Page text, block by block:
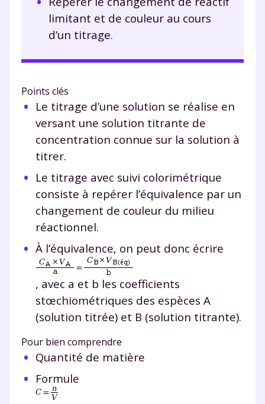
limitant et de couleur au cours
d’un titrage.
Points clés
Le titrage d’une solution se réalise en
versant une solution titrante de
concentration connue sur la solution à
titrer.
Le titrage avec suivi colorimétrique
consiste à repérer l’équivalence par un
changement de couleur du milieu
réactionnel.
À l’équivalence, on peut donc écrire
, avec a et b les coefficients
stœchiométriques des espèces A
(solution titrée) et B (solution titrante).
Pour bien comprendre
Quantité de matière
Formule